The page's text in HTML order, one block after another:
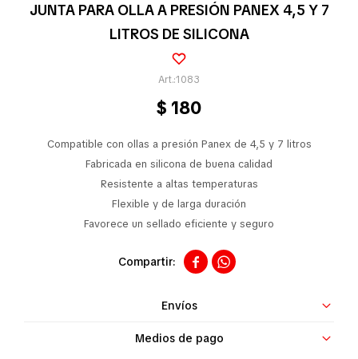
JUNTA PARA OLLA A PRESIÓN PANEX 4,5 Y 7
LITROS DE SILICONA
1083
$ 180
Compatible con ollas a presión Panex de 4,5 y 7 litros
Fabricada en silicona de buena calidad
Resistente a altas temperaturas
Flexible y de larga duración
Favorece un sellado eficiente y seguro
 
Envíos
Medios de pago
Limpieza vehícular